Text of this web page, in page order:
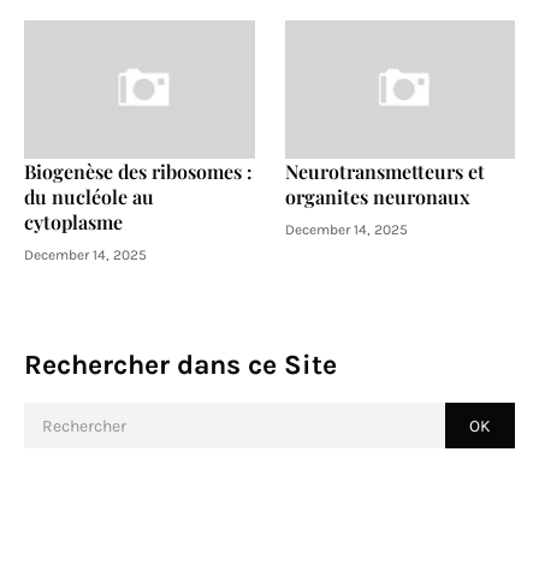
Biogenèse des ribosomes :
du nucléole au
cytoplasme
December 14, 2025
Neurotransmetteurs et
organites neuronaux
December 14, 2025
Rechercher dans ce Site